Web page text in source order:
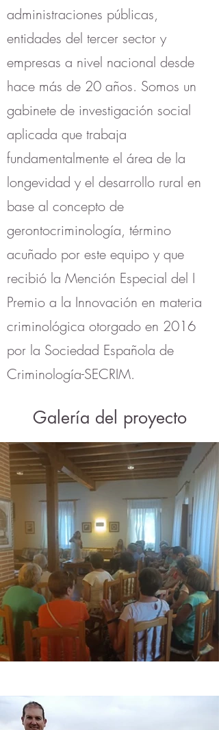
administraciones públicas,
entidades del tercer sector y
empresas a nivel nacional desde
hace más de 20 años. Somos un
gabinete de investigación social
aplicada que trabaja
fundamentalmente el área de la
longevidad y el desarrollo rural en
base al concepto de
gerontocriminología, término
acuñado por este equipo y que
recibió la Mención Especial del I
Premio a la Innovación en materia
criminológica otorgado en 2016
por la Sociedad Española de
Criminología-SECRIM.
Galería del proyecto